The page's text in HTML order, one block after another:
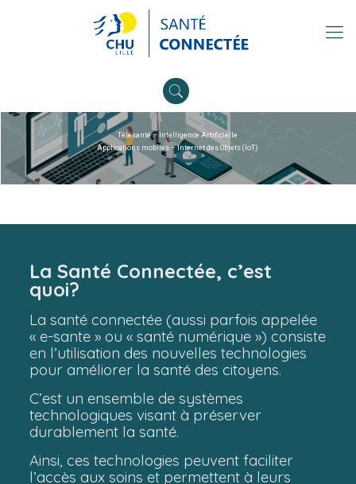
Télésanté – Intelligence Artificielle
Applications mobiles – Internet des Objets (IoT)
La Santé Connectée, c’est
quoi?
La santé connectée (aussi parfois appelée
« e-sante » ou « santé numérique ») consiste
en l’utilisation des nouvelles technologies
pour améliorer la santé des citoyens.
C’est un ensemble de systèmes
technologiques visant à préserver
durablement la santé.
Ainsi, ces technologies peuvent faciliter
l’accès aux soins et permettent à leurs